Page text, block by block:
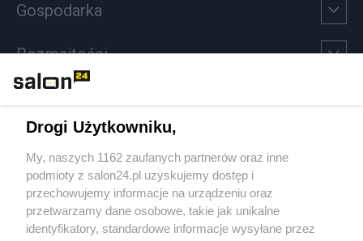
Gospodarka
Rozmaitości
Sport
Społeczeństwo
Kultura
Drogi Użytkowniku,
My, naszych 1162 zaufanych partnerów oraz inne
podmioty z salon24.pl uzyskujemy dostęp i
przechowujemy informacje na urządzeniu oraz
przetwarzamy dane osobowe, takie jak unikalne
identyfikatory, standardowe informacje wysyłane przez